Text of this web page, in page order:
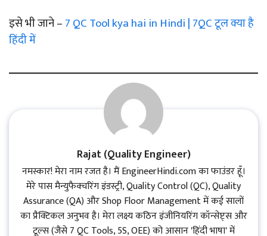
इसे भी जाने –7 QC Tool kya hai in Hindi | 7QC टूल क्या है
हिंदी में
Rajat (Quality Engineer)
नमस्कार! मेरा नाम रजत है। मैं EngineerHindi.com का फाउंडर हूँ।
मेरे पास मैन्युफैक्चरिंग इंडस्ट्री, Quality Control (QC), Quality
Assurance (QA) और Shop Floor Management में कई सालों
का प्रैक्टिकल अनुभव है। मेरा लक्ष्य कठिन इंजीनियरिंग कॉन्सेप्ट्स और
टूल्स (जैसे 7 QC Tools, 5S, OEE) को आसान 'हिंदी भाषा' में